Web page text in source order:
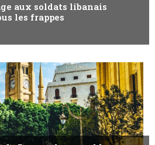
aux soldats libanais
les frappes